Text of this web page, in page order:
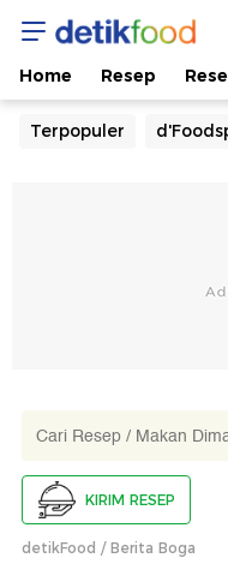
Home Resep
Terpopuler
KIRIM RESEP
detikFood Berita Boga